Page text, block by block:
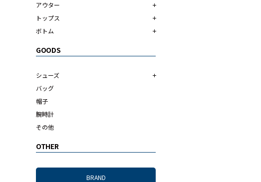
アウター
トップス
ボトム
GOODS
シューズ
バッグ
帽子
腕時計
その他
OTHER
BRAND